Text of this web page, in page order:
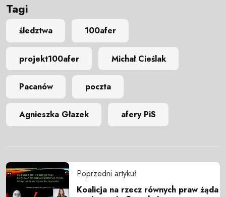
Tagi
śledztwa 100afer
projekt100afer Michał Cieślak
Pacanów poczta
Agnieszka Głazek afery PiS
Poprzedni artykuł
Koalicja na rzecz równych praw żąda